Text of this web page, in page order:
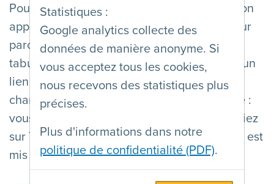
Statistiques :
Google analytics collecte des
données de manière anonyme. Si
vous acceptez tous les cookies,
nous recevons des statistiques plus
précises.
Plus d'informations dans notre
politique de confidentialité (PDF).
Pour naviguer au clavier dans un site web, on
appuie sur la touche de tabulation (TAB) pour
parcourir les éléments interactifs. A chaque
tabulation, le focus du clavier se déplace d'un
lien à l'autre ou, dans un formulaire, d'un
champ à l'autre. Faites le test sur cette page :
vous verrez qu'à chaque fois que vous appuiez
sur TAB, le lien sur lequel vous vous trouvez est
mis en évidence.